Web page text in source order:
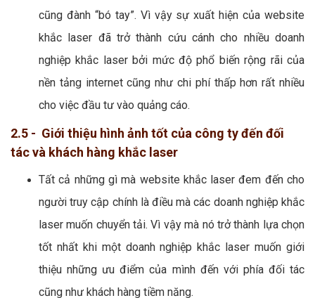
cũng đành “bó tay”. Vì vậy sự xuất hiện của website
khắc laser đã trở thành cứu cánh cho nhiều doanh
nghiệp khắc laser bởi mức độ phổ biến rộng rãi của
nền tảng internet cũng như chi phí thấp hơn rất nhiều
cho việc đầu tư vào quảng cáo.
2.5 - Giới thiệu hình ảnh tốt của công ty đến đối
tác và khách hàng khắc laser
Tất cả những gì mà website khắc laser đem đến cho
người truy cập chính là điều mà các doanh nghiệp khắc
laser muốn chuyển tải. Vì vậy mà nó trở thành lựa chọn
tốt nhất khi một doanh nghiệp khắc laser muốn giới
thiệu những ưu điểm của mình đến với phía đối tác
cũng như khách hàng tiềm năng.